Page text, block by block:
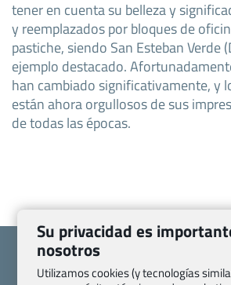
tener en cuenta su belleza y
y reemplazados por bloques de
pastiche, siendo San Esteban Verde
ejemplo destacado.
han cambiado significativamente, y
están ahora orgullosos de sus
de todas las épocas.
Su privacidad es
nosotros
Utilizamos cookies (y tecnologías